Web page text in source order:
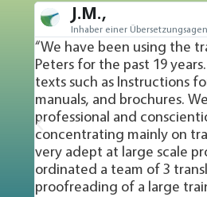
very
B.T
Fachübersetzerin
“Birgit is a highly
my work with her that
always delivers on time
pleasure to work with
as a translation